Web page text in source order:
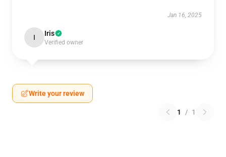
Jan 16, 2025
I Iris
Verified owner
Write your review
1 / 1